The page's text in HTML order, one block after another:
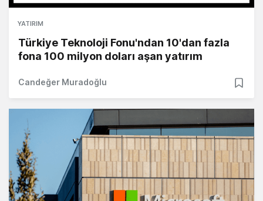
YATIRIM
Türkiye Teknoloji Fonu'ndan 10'dan fazla
fona 100 milyon doları aşan yatırım
Candeğer Muradoğlu